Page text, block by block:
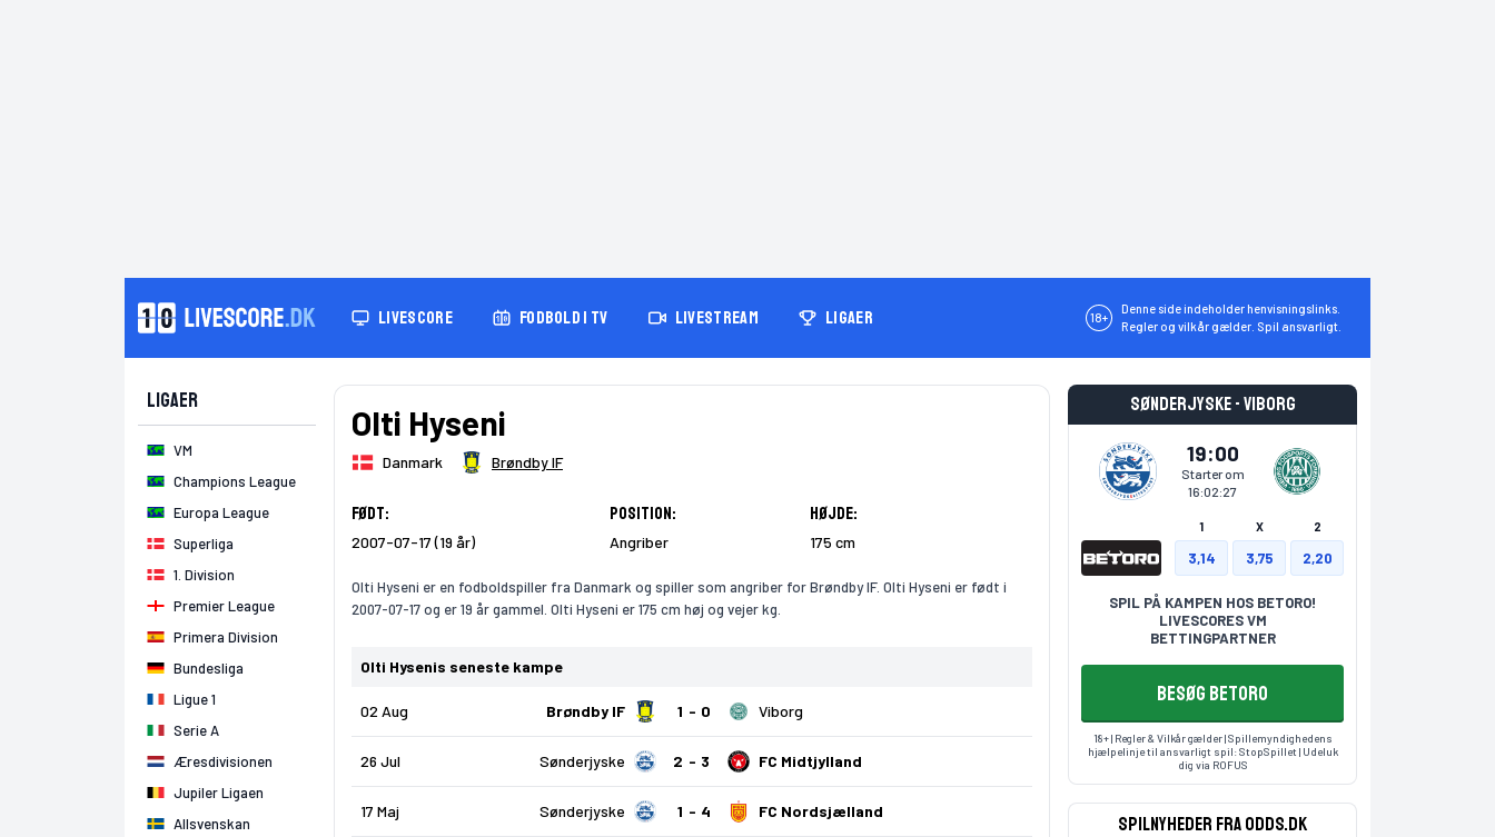
18+
Denne side indeholder henvisningslinks.
Regler og vilkår gælder. Spil ansvarligt.
LIVESCORE FODBOLD I TV LIVESTREAM LIGAER
Olti Hyseni
Danmark Brøndby IF
Født:
2007-07-17 (19 år)
Position:
Angriber
Højde:
175 cm
Olti Hyseni er en fodboldspiller fra Danmark og spiller som angriber for Brøndby IF. Olti Hyseni er født i
2007-07-17 og er 19 år gammel. Olti Hyseni er 175 cm høj og vejer kg.
Olti Hysenis seneste kampe
02 Aug Brøndby IF Viborg
1 0
26 Jul Sønderjyske FC Midtjylland
2 3
17 Maj Sønderjyske FC Nordsjælland
1 4
Ligaer
VM
Champions League
Europa League
Superliga
1. Division
Premier League
Primera Division
Bundesliga
Ligue 1
Serie A
Æresdivisionen
Jupiler Ligaen
Allsvenskan
Sønderjyske - Viborg
19:00
Starter om
16:02:27
1 X 2
3,14 3,75 2,20
SPIL PÅ KAMPEN HOS BETORO!
LIVESCORES VM
BETTINGPARTNER
BESØG BETORO
18+ | Regler & Vilkår gælder | Spillemyndighedens
hjælpelinje til ansvarligt spil:StopSpillet | Udeluk
dig via ROFUS
Spilnyheder fra odds.dk